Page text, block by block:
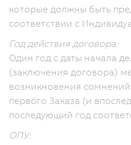
которые должны быть
соответствии с
Год действия договора:
Один год с даты начала
(заключения договора)
возникновения
первого Заказа (и
последующий год
ОПУ: